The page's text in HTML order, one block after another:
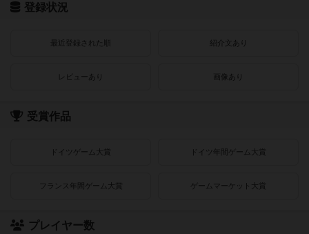
登録状況
最近登録された順 紹介文あり
レビューあり 画像あり
受賞作品
ドイツゲーム大賞 ドイツ年間ゲーム大賞
フランス年間ゲーム大賞 ゲームマーケット大賞
プレイヤー数